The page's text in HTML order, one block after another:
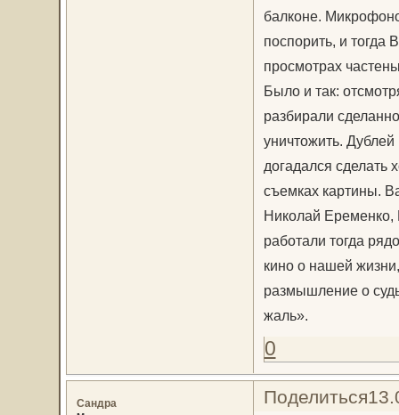
балконе.
поспорить, и тогда
просмотрах
Было и так:
разбирали
уничтожить.
догадался сделать
съемках картины.
Николай Еременко,
работали тогда
кино о нашей
размышление о
жаль».
0
Поделиться
Сандра